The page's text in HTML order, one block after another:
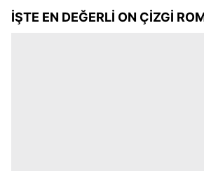
İŞTE EN DEĞERLİ ON ÇİZGİ